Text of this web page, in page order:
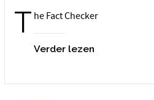
T he Fact Checker
Verder lezen